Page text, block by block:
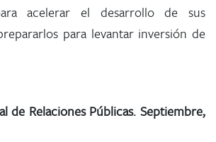
acelerar el desarrollo de sus
para levantar inversión de
de Relaciones Públicas. Septiembre,